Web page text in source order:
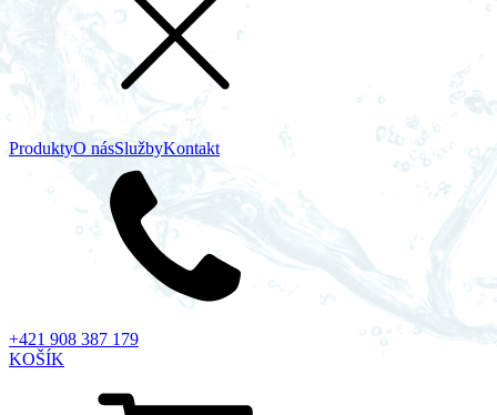
ProduktyO násSlužbyKontakt
+421 908 387 179
KOŠÍK